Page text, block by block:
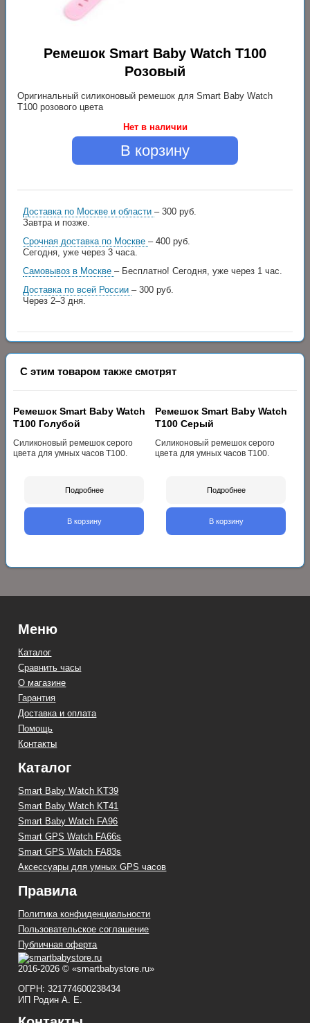
Ремешок Smart Baby Watch T100
Розовый
Оригинальный силиконовый ремешок для Smart Baby Watch
T100 розового цвета
Нет в наличии
В корзину
Доставка по Москве и области – 300 руб.
Завтра и позже.
Срочная доставка по Москве – 400 руб.
Сегодня, уже через 3 часа.
Самовывоз в Москве – Бесплатно! Сегодня, уже через 1 час.
Доставка по всей России – 300 руб.
Через 2–3 дня.
С этим товаром также смотрят
Ремешок Smart Baby Watch
T100 Голубой
Силиконовый ремешок серого
цвета для умных часов T100.
Подробнее
В корзину
Ремешок Smart Baby Watch
T100 Серый
Силиконовый ремешок серого
цвета для умных часов T100.
Подробнее
В корзину
Меню
Каталог
Сравнить часы
О магазине
Гарантия
Доставка и оплата
Помощь
Контакты
Каталог
Smart Baby Watch KT39
Smart Baby Watch KT41
Smart Baby Watch FA96
Smart GPS Watch FA66s
Smart GPS Watch FA83s
Аксессуары для умных GPS часов
Правила
Политика конфиденциальности
Пользовательское соглашение
Публичная оферта
2016-2026 © «smartbabystore.ru»
ОГРН: 321774600238434
ИП Родин А. Е.